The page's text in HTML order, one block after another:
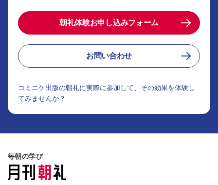
朝礼体験お申し込みフォーム
お問い合わせ
コミニケ出版の朝礼に実際に参加して、その効果を体験し
てみませんか？
毎朝の学び